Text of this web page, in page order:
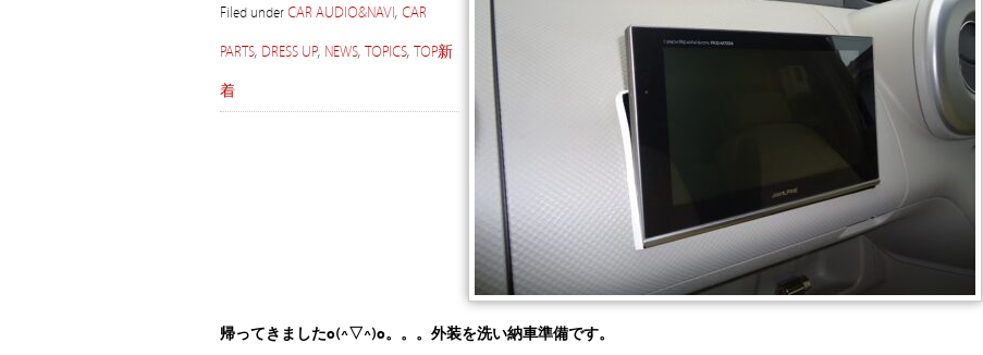
Filed underCAR AUDIO&NAVI, CAR
PARTS, DRESS UP, NEWS, TOPICS, TOP新
着
帰ってきましたo(^▽^)o。。。外装を洗い納車準備です。